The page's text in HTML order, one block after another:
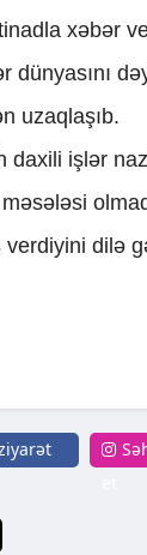
xəbər
dünyasını
uzaqlaşıb.
daxili işlər
dilə